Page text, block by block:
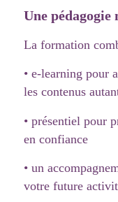
Une pédagogie
La formation
• e-learning pour
les contenus
• présentiel pour
en confiance
• un
votre future